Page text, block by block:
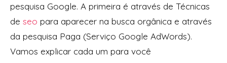
pesquisa Google. A primeira é através de Técnicas
de seo para aparecer na busca orgânica e através
da pesquisa Paga (Serviço Google AdWords).
Vamos explicar cada um para você